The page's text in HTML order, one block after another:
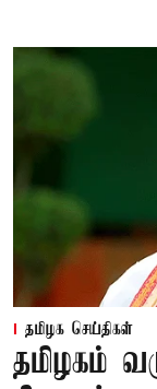
தமிழக செய்திகள்
தமிழகம்